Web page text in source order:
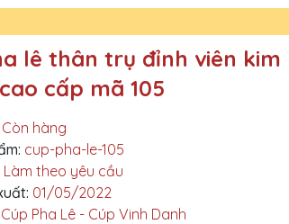
lê thân trụ đỉnh viên kim
cấp mã 105
Còn hàng
cup-pha-le-105
Làm theo yêu cầu
01/05/2022
Cúp Pha Lê - Cúp Vinh Danh